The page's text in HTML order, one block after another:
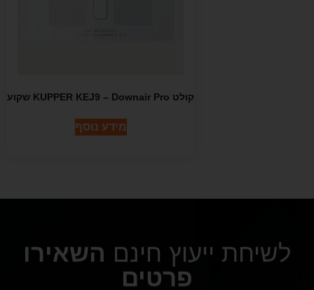
קולט KUPPER KEJ9 – Downair Pro שקוע
מידע נוסף
לשיחת ייעוץ חינם השאירו
פרטים